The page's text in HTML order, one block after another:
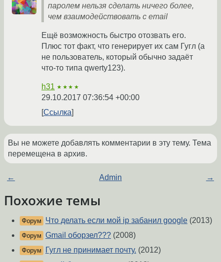
паролем нельзя сделать ничего более,
чем взаимодействовать с email
Ещё возможность быстро отозвать его.
Плюс тот факт, что генерирует их сам Гугл (а
не пользователь, который обычно задаёт
что-то типа qwerty123).
h31 ★★★★
29.10.2017 07:36:54 +00:00
Ссылка
Вы не можете добавлять комментарии в эту тему. Тема
перемещена в архив.
← Admin →
Похожие темы
Форум Что делать если мой ip забанил google (2013)
Форум Gmail оборзел??? (2008)
Форум Гугл не принимает почту. (2012)